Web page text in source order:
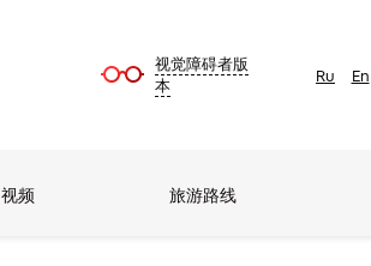
视觉障碍者版
本
Ru En
视频 旅游路线